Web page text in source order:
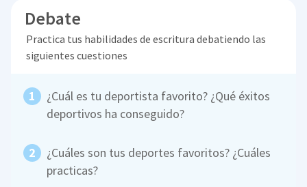
Debate
Practica tus habilidades de escritura debatiendo las
siguientes cuestiones
¿Cuál es tu deportista favorito? ¿Qué éxitos
deportivos ha conseguido?
¿Cuáles son tus deportes favoritos? ¿Cuáles
practicas?